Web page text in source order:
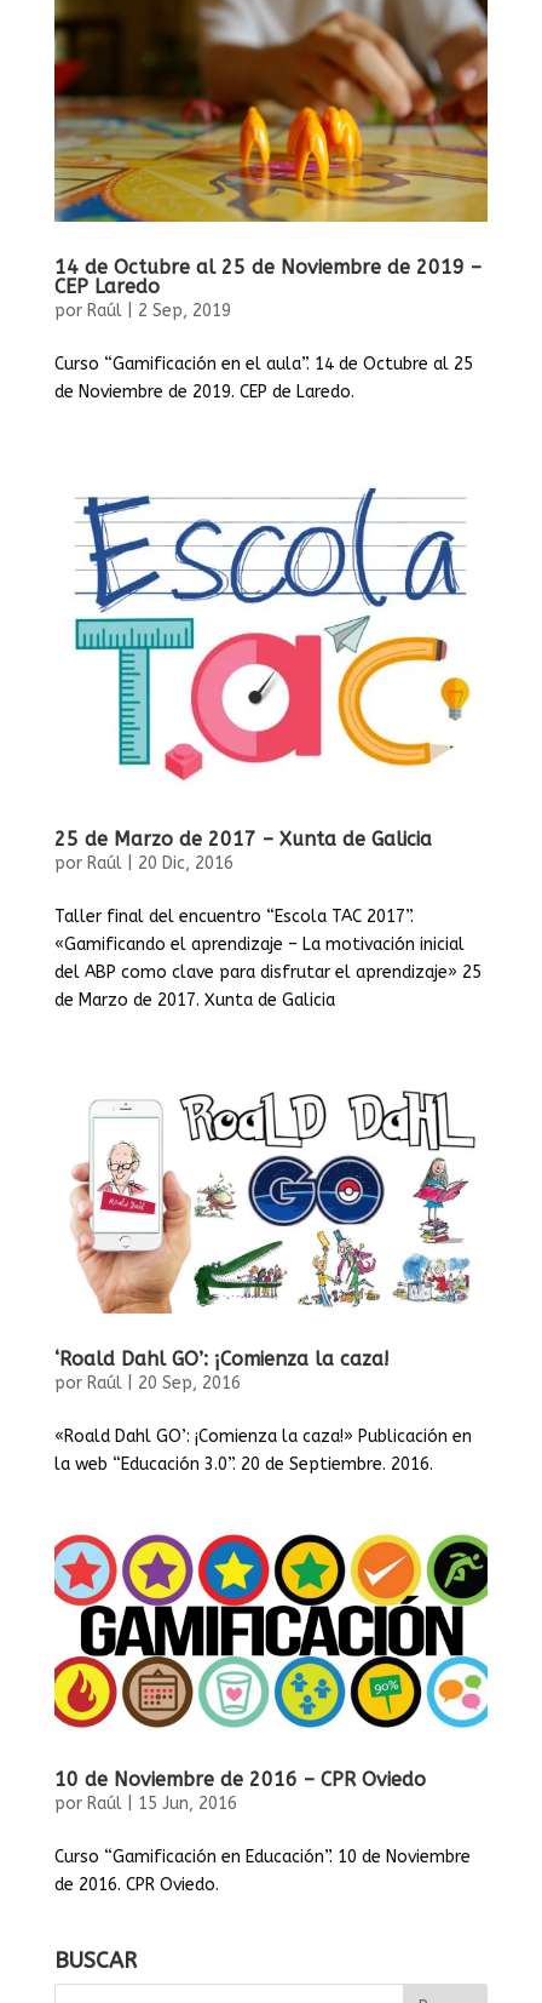
14 de Octubre al 25 de Noviembre de 2019 –
CEP Laredo
por Raúl| 2 Sep, 2019
Curso “Gamificación en el aula”. 14 de Octubre al 25
de Noviembre de 2019. CEP de Laredo.
25 de Marzo de 2017 – Xunta de Galicia
por Raúl| 20 Dic, 2016
Taller final del encuentro “Escola TAC 2017”.
«Gamificando el aprendizaje – La motivación inicial
del ABP como clave para disfrutar el aprendizaje» 25
de Marzo de 2017. Xunta de Galicia
‘Roald Dahl GO’: ¡Comienza la caza!
por Raúl| 20 Sep, 2016
«Roald Dahl GO’: ¡Comienza la caza!» Publicación en
la web “Educación 3.0”. 20 de Septiembre. 2016.
10 de Noviembre de 2016 – CPR Oviedo
por Raúl| 15 Jun, 2016
Curso “Gamificación en Educación”. 10 de Noviembre
de 2016. CPR Oviedo.
BUSCAR